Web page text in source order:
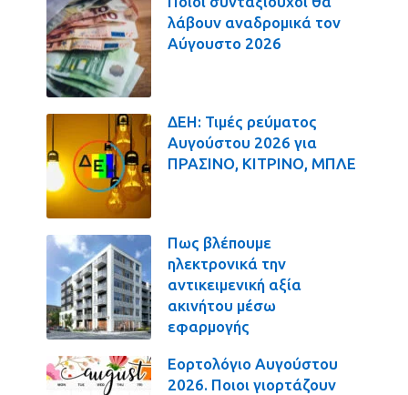
λάβουν αναδρομικά τον
Αύγουστο 2026
ΔΕΗ: Τιμές ρεύματος
Αυγούστου 2026 για
ΠΡΑΣΙΝΟ, ΚΙΤΡΙΝΟ, ΜΠΛΕ
Πως βλέπουμε
ηλεκτρονικά την
αντικειμενική αξία
ακινήτου μέσω
εφαρμογής
Εορτολόγιο Αυγούστου
2026. Ποιοι γιορτάζουν